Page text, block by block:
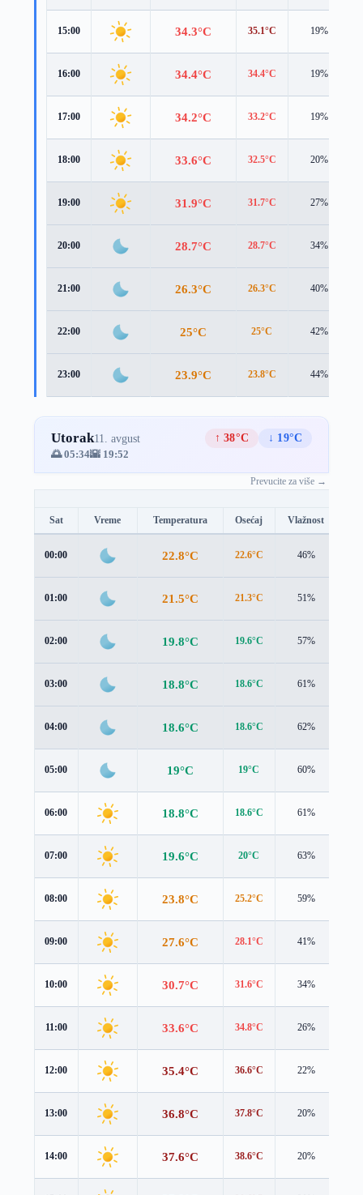
15:00 34.3°C 35.1°C 19%
16:00 34.4°C 34.4°C 19%
17:00 34.2°C 33.2°C 19%
18:00 33.6°C 32.5°C 20%
19:00 31.9°C 31.7°C 27%
20:00 28.7°C 28.7°C 34%
21:00 26.3°C 26.3°C 40%
22:00 25°C 25°C 42%
23:00 23.9°C 23.8°C 44%
Utorak11. avgust ↑ 38°C
↓ 19°C
🌅 05:34🌇 19:52
Prevucite za više →
Sat Vreme Temperatura Osećaj Vlažnost
00:00 22.8°C 22.6°C 46%
01:00 21.5°C 21.3°C 51%
02:00 19.8°C 19.6°C 57%
03:00 18.8°C 18.6°C 61%
04:00 18.6°C 18.6°C 62%
05:00 19°C 19°C 60%
06:00 18.8°C 18.6°C 61%
07:00 19.6°C 20°C 63%
08:00 23.8°C 25.2°C 59%
09:00 27.6°C 28.1°C 41%
10:00 30.7°C 31.6°C 34%
11:00 33.6°C 34.8°C 26%
12:00 35.4°C 36.6°C 22%
13:00 36.8°C 37.8°C 20%
14:00 37.6°C 38.6°C 20%